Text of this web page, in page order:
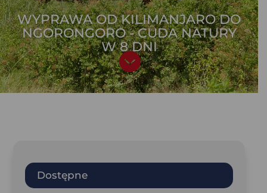
WYPRAWA OD KILIMANJARO DO
NGORONGORO - CUDA NATURY
W 8 DNI

Dostępne